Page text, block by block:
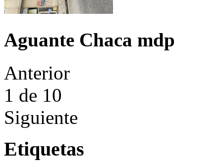
Aguante Chaca mdp
Anterior
1 de 10
Siguiente
Etiquetas